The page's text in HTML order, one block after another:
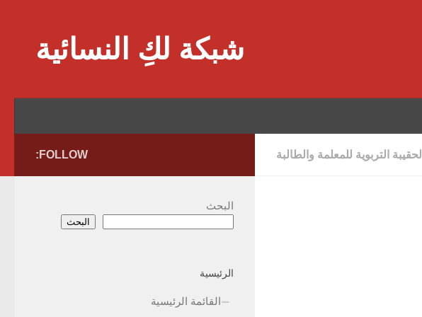
شبكة لكِ النسائية
الحقيبة التربوية للمعلمة والطالبة FOLLOW:
البحث
البحث
الرئيسية
القائمة الرئيسية